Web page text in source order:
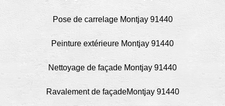
Pose de carrelage Montjay 91440
Peinture extérieure Montjay 91440
Nettoyage de façade Montjay 91440
Ravalement de façadeMontjay 91440